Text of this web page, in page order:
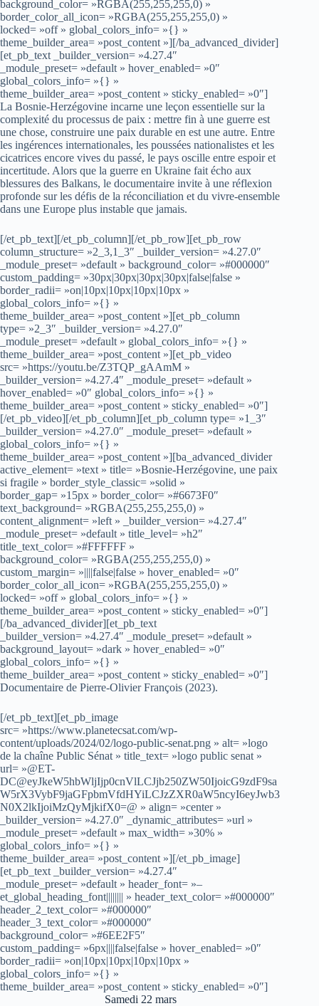
background_color= »RGBA(255,255,255,0) »
border_color_all_icon= »RGBA(255,255,255,0) »
locked= »off » global_colors_info= »{} »
theme_builder_area= »post_content »][/ba_advanced_divider]
[et_pb_text _builder_version= »4.27.4″
_module_preset= »default » hover_enabled= »0″
global_colors_info= »{} »
theme_builder_area= »post_content » sticky_enabled= »0″]
La Bosnie-Herzégovine incarne une leçon essentielle sur la
complexité du processus de paix : mettre fin à une guerre est
une chose, construire une paix durable en est une autre. Entre
les ingérences internationales, les poussées nationalistes et les
cicatrices encore vives du passé, le pays oscille entre espoir et
incertitude. Alors que la guerre en Ukraine fait écho aux
blessures des Balkans, le documentaire invite à une réflexion
profonde sur les défis de la réconciliation et du vivre-ensemble
dans une Europe plus instable que jamais.
[/et_pb_text][/et_pb_column][/et_pb_row][et_pb_row
column_structure= »2_3,1_3″ _builder_version= »4.27.0″
_module_preset= »default » background_color= »#000000″
custom_padding= »30px|30px|30px|30px|false|false »
border_radii= »on|10px|10px|10px|10px »
global_colors_info= »{} »
theme_builder_area= »post_content »][et_pb_column
type= »2_3″ _builder_version= »4.27.0″
_module_preset= »default » global_colors_info= »{} »
theme_builder_area= »post_content »][et_pb_video
src= »https://youtu.be/Z3TQP_gAAmM »
_builder_version= »4.27.4″ _module_preset= »default »
hover_enabled= »0″ global_colors_info= »{} »
theme_builder_area= »post_content » sticky_enabled= »0″]
[/et_pb_video][/et_pb_column][et_pb_column type= »1_3″
_builder_version= »4.27.0″ _module_preset= »default »
global_colors_info= »{} »
theme_builder_area= »post_content »][ba_advanced_divider
active_element= »text » title= »Bosnie-Herzégovine, une paix
si fragile » border_style_classic= »solid »
border_gap= »15px » border_color= »#6673F0″
text_background= »RGBA(255,255,255,0) »
content_alignment= »left » _builder_version= »4.27.4″
_module_preset= »default » title_level= »h2″
title_text_color= »#FFFFFF »
background_color= »RGBA(255,255,255,0) »
custom_margin= »||||false|false » hover_enabled= »0″
border_color_all_icon= »RGBA(255,255,255,0) »
locked= »off » global_colors_info= »{} »
theme_builder_area= »post_content » sticky_enabled= »0″]
[/ba_advanced_divider][et_pb_text
_builder_version= »4.27.4″ _module_preset= »default »
background_layout= »dark » hover_enabled= »0″
global_colors_info= »{} »
theme_builder_area= »post_content » sticky_enabled= »0″]
Documentaire de Pierre-Olivier François (2023).
[/et_pb_text][et_pb_image
src= »https://www.planetecsat.com/wp-
content/uploads/2024/02/logo-public-senat.png » alt= »logo
de la chaîne Public Sénat » title_text= »logo public senat »
url= »@ET-
DC@eyJkeW5hbWljIjp0cnVlLCJjb250ZW50IjoicG9zdF9sa
W5rX3VybF9jaGFpbmVfdHYiLCJzZXR0aW5ncyI6eyJwb3
N0X2lkIjoiMzQyMjkifX0=@ » align= »center »
_builder_version= »4.27.0″ _dynamic_attributes= »url »
_module_preset= »default » max_width= »30% »
global_colors_info= »{} »
theme_builder_area= »post_content »][/et_pb_image]
[et_pb_text _builder_version= »4.27.4″
_module_preset= »default » header_font= »–
et_global_heading_font|||||||| » header_text_color= »#000000″
header_2_text_color= »#000000″
header_3_text_color= »#000000″
background_color= »#6EE2F5″
custom_padding= »6px||||false|false » hover_enabled= »0″
border_radii= »on|10px|10px|10px|10px »
global_colors_info= »{} »
theme_builder_area= »post_content » sticky_enabled= »0″]
Samedi 22 mars